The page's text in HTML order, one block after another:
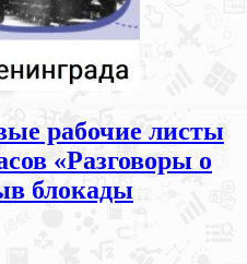
рабочие листы
«Разговоры о
блокады